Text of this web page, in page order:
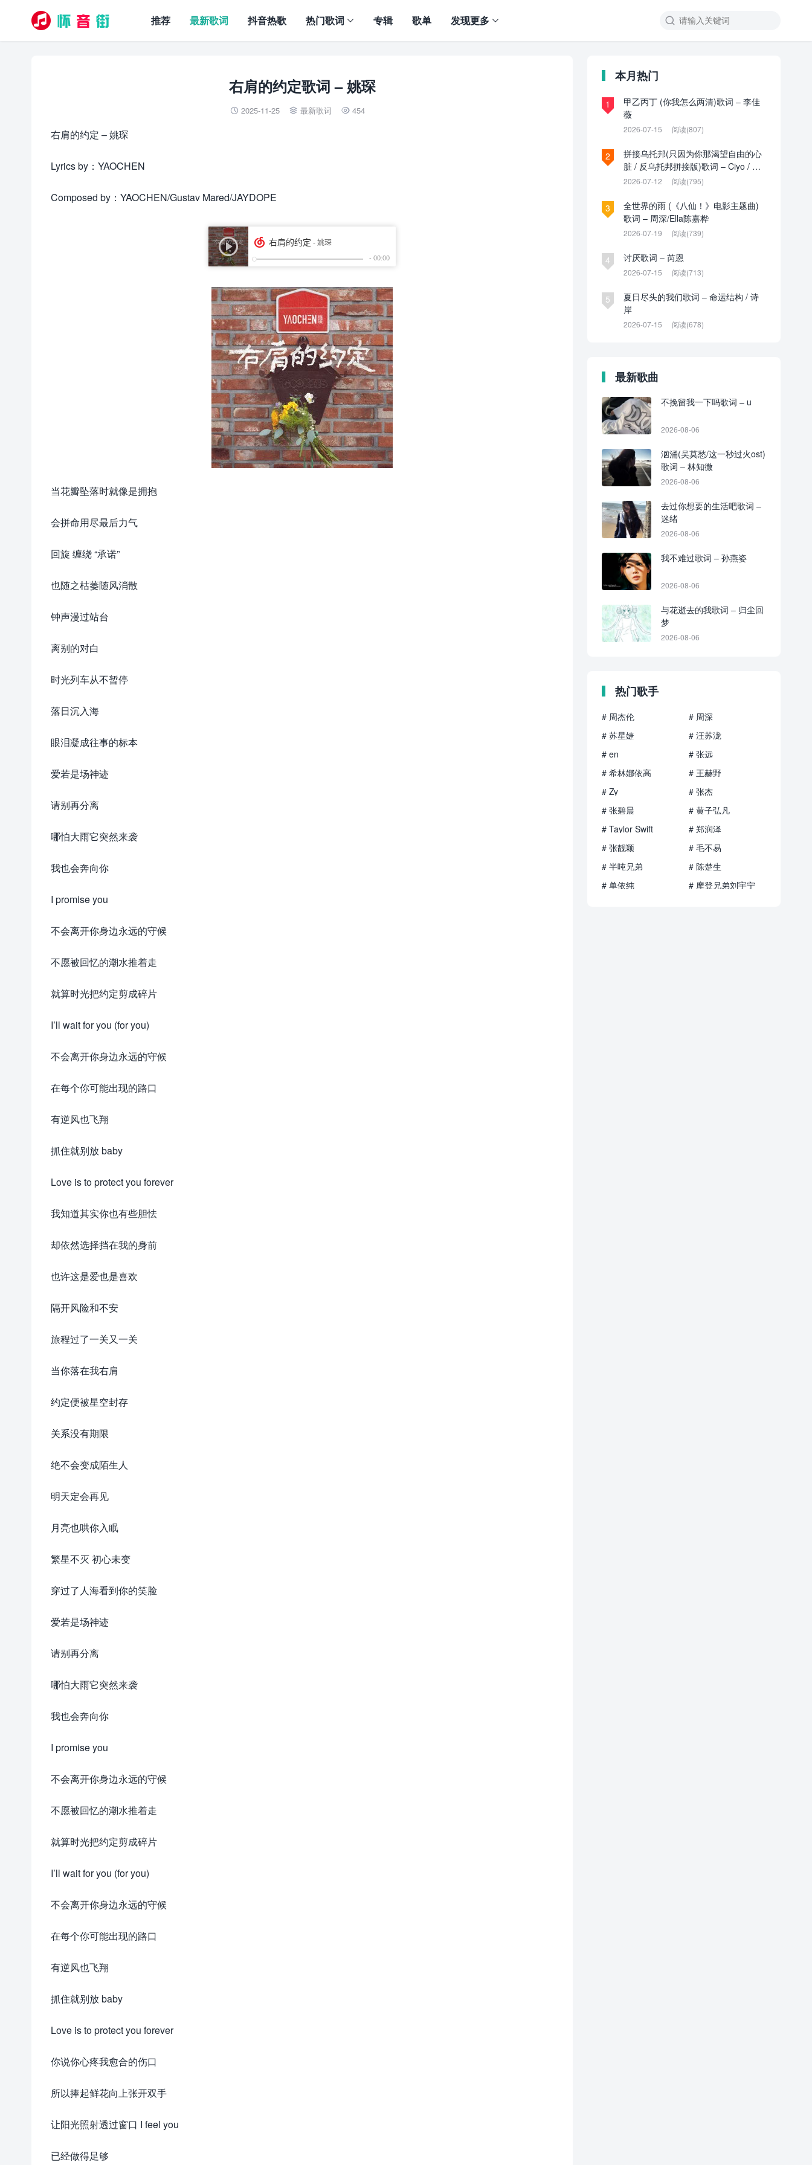

推荐 最新歌词 抖音热歌 热门歌词 专辑 歌单 发现更多
右肩的约定歌词 – 姚琛
 2025-11-25  最新歌词  454
右肩的约定 – 姚琛
Lyrics by：YAOCHEN
Composed by：YAOCHEN/Gustav Mared/JAYDOPE
当花瓣坠落时就像是拥抱
会拼命用尽最后力气
回旋 缠绕 “承诺”
也随之枯萎随风消散
钟声漫过站台
离别的对白
时光列车从不暂停
落日沉入海
眼泪凝成往事的标本
爱若是场神迹
请别再分离
哪怕大雨它突然来袭
我也会奔向你
I promise you
不会离开你身边永远的守候
不愿被回忆的潮水推着走
就算时光把约定剪成碎片
I’ll wait for you (for you)
不会离开你身边永远的守候
在每个你可能出现的路口
有逆风也飞翔
抓住就别放 baby
Love is to protect you forever
我知道其实你也有些胆怯
却依然选择挡在我的身前
也许这是爱也是喜欢
隔开风险和不安
旅程过了一关又一关
当你落在我右肩
约定便被星空封存
关系没有期限
绝不会变成陌生人
明天定会再见
月亮也哄你入眠
繁星不灭 初心未变
穿过了人海看到你的笑脸
爱若是场神迹
请别再分离
哪怕大雨它突然来袭
我也会奔向你
I promise you
不会离开你身边永远的守候
不愿被回忆的潮水推着走
就算时光把约定剪成碎片
I’ll wait for you (for you)
不会离开你身边永远的守候
在每个你可能出现的路口
有逆风也飞翔
抓住就别放 baby
Love is to protect you forever
你说你心疼我愈合的伤口
所以捧起鲜花向上张开双手
让阳光照射透过窗口 I feel you
已经做得足够
本月热门
1
甲乙丙丁 (你我怎么两清)歌词 – 李佳
薇
2026-07-15 阅读(807)
2
拼接乌托邦(只因为你那渴望自由的心
脏 / 反乌托邦拼接版)歌词 – Ciyo / 见
过夏天P / 乌托邦P
2026-07-12 阅读(795)
3
全世界的雨 (《八仙！》电影主题曲)
歌词 – 周深/Ella陈嘉桦
2026-07-19 阅读(739)
4 讨厌歌词 – 芮恩
2026-07-15 阅读(713)
5
夏日尽头的我们歌词 – 命运结构 / 诗
岸
2026-07-15 阅读(678)
最新歌曲
不挽留我一下吗歌词 – u
2026-08-06
汹涌(吴莫愁/这一秒过火ost)
歌词 – 林知微
2026-08-06
去过你想要的生活吧歌词 –
迷绪
2026-08-06
我不难过歌词 – 孙燕姿
2026-08-06
与花逝去的我歌词 – 归尘回
梦
2026-08-06
热门歌手
# 周杰伦
# 周深
# 苏星婕
# 汪苏泷
# en
# 张远
# 希林娜依高
# 王赫野
# Zy
# 张杰
# 张碧晨
# 黄子弘凡
# Taylor Swift
# 郑润泽
# 张靓颖
# 毛不易
# 半吨兄弟
# 陈楚生
# 单依纯
# 摩登兄弟刘宇宁